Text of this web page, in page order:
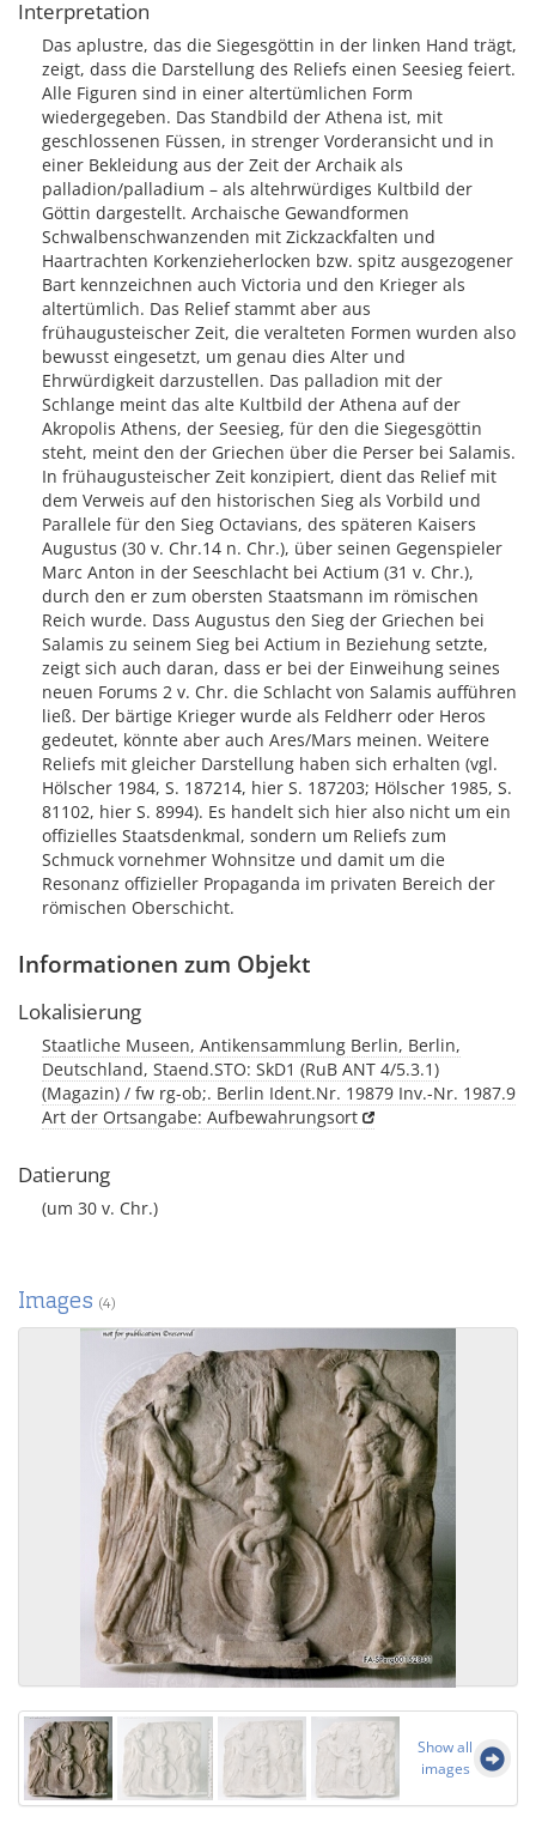
Interpretation
Das aplustre, das die Siegesgöttin in der linken Hand trägt,
zeigt, dass die Darstellung des Reliefs einen Seesieg feiert.
Alle Figuren sind in einer altertümlichen Form
wiedergegeben. Das Standbild der Athena ist, mit
geschlossenen Füssen, in strenger Vorderansicht und in
einer Bekleidung aus der Zeit der Archaik als
palladion/palladium – als altehrwürdiges Kultbild der
Göttin dargestellt. Archaische Gewandformen
Schwalbenschwanzenden mit Zickzackfalten und
Haartrachten Korkenzieherlocken bzw. spitz ausgezogener
Bart kennzeichnen auch Victoria und den Krieger als
altertümlich. Das Relief stammt aber aus
frühaugusteischer Zeit, die veralteten Formen wurden also
bewusst eingesetzt, um genau dies Alter und
Ehrwürdigkeit darzustellen. Das palladion mit der
Schlange meint das alte Kultbild der Athena auf der
Akropolis Athens, der Seesieg, für den die Siegesgöttin
steht, meint den der Griechen über die Perser bei Salamis.
In frühaugusteischer Zeit konzipiert, dient das Relief mit
dem Verweis auf den historischen Sieg als Vorbild und
Parallele für den Sieg Octavians, des späteren Kaisers
Augustus (30 v. Chr.14 n. Chr.), über seinen Gegenspieler
Marc Anton in der Seeschlacht bei Actium (31 v. Chr.),
durch den er zum obersten Staatsmann im römischen
Reich wurde. Dass Augustus den Sieg der Griechen bei
Salamis zu seinem Sieg bei Actium in Beziehung setzte,
zeigt sich auch daran, dass er bei der Einweihung seines
neuen Forums 2 v. Chr. die Schlacht von Salamis aufführen
ließ. Der bärtige Krieger wurde als Feldherr oder Heros
gedeutet, könnte aber auch Ares/Mars meinen. Weitere
Reliefs mit gleicher Darstellung haben sich erhalten (vgl.
Hölscher 1984, S. 187214, hier S. 187203; Hölscher 1985, S.
81102, hier S. 8994). Es handelt sich hier also nicht um ein
offizielles Staatsdenkmal, sondern um Reliefs zum
Schmuck vornehmer Wohnsitze und damit um die
Resonanz offizieller Propaganda im privaten Bereich der
römischen Oberschicht.
Informationen zum Objekt
Lokalisierung
Staatliche Museen, Antikensammlung Berlin, Berlin,
Deutschland, Staend.STO: SkD1 (RuB ANT 4/5.3.1)
(Magazin) / fw rg-ob;. Berlin Ident.Nr. 19879 Inv.-Nr. 1987.9
Art der Ortsangabe: Aufbewahrungsort
Datierung
(um 30 v. Chr.)
Images (4)
Show all
images